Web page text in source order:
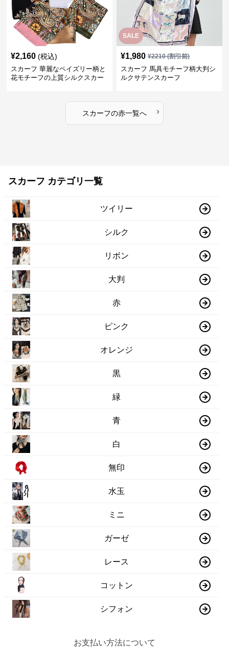
¥2,160 (税込)
スカーフ 華麗なペイズリー柄と
花モチーフの上質シルクスカー
SALE
¥1,980 ¥2210(割引前)
スカーフ 馬具モチーフ柄大判シ
ルクサテンスカーフ
スカーフの赤一覧へ ›
スカーフ カテゴリ一覧
ツイリー
シルク
リボン
大判
赤
ピンク
オレンジ
黒
緑
青
白
無印
水玉
ミニ
ガーゼ
レース
コットン
シフォン
お支払い方法について